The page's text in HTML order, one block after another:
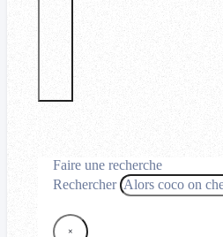
Faire une recherche
Rechercher
×